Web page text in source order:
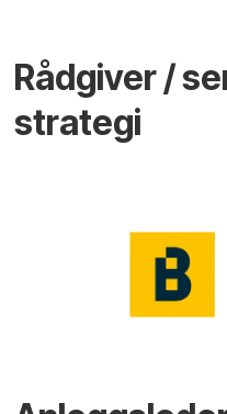
Rådgiver /
strategi